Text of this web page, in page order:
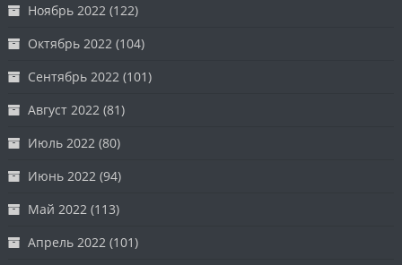
Ноябрь 2022 (122)
Октябрь 2022 (104)
Сентябрь 2022 (101)
Август 2022 (81)
Июль 2022 (80)
Июнь 2022 (94)
Май 2022 (113)
Апрель 2022 (101)